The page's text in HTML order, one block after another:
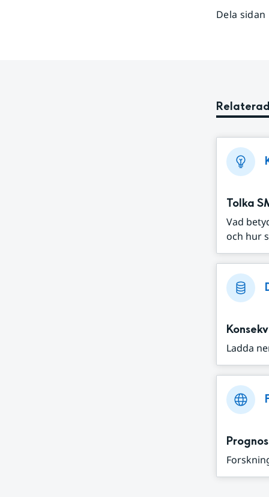
Dela sidan
Tolka
Vad
och hur
Ladda